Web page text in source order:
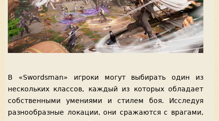
В «Swordsman» игроки могут выбирать один из
нескольких классов, каждый из которых обладает
собственными умениями и стилем боя. Исследуя
разнообразные локации, они сражаются с врагами,